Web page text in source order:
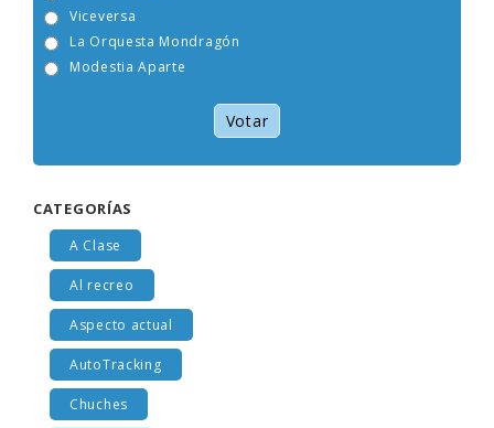
Viceversa
La Orquesta Mondragón
Modestia Aparte
Votar
CATEGORÍAS
A Clase
Al recreo
Aspecto actual
AutoTracking
Chuches